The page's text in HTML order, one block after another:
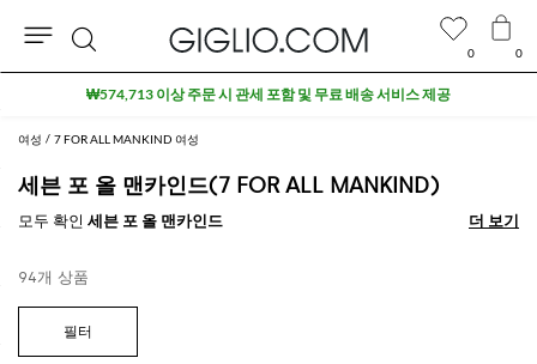
여성 7 FOR ALL MANKIND 여성
세븐 포 올 맨카인드(7 FOR ALL MANKIND)
모두 확인 세븐 포 올 맨카인드 더 보기
더 보기
94개 상품
0 0
검
색
세일 상품 추가 10% 할인